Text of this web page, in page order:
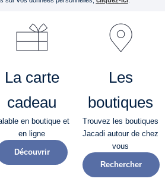
La carte
cadeau
en boutique et
en ligne
Découvrir
Les
boutiques
Trouvez les boutiques
Jacadi autour de chez
vous
Rechercher